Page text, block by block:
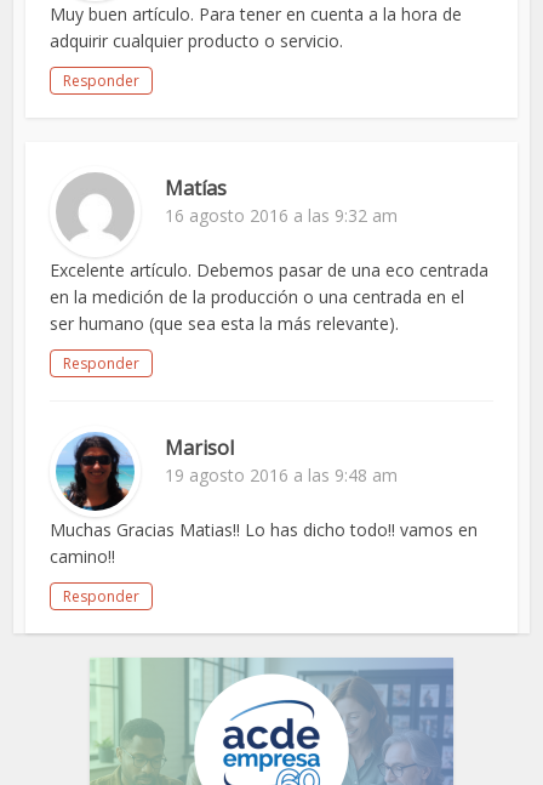
Muy buen artículo. Para tener en cuenta a la hora de
adquirir cualquier producto o servicio.
Responder
Matías
16 agosto 2016 a las 9:32 am
Excelente artículo. Debemos pasar de una eco centrada
en la medición de la producción o una centrada en el
ser humano (que sea esta la más relevante).
Responder
Marisol
19 agosto 2016 a las 9:48 am
Muchas Gracias Matias!! Lo has dicho todo!! vamos en
camino!!
Responder